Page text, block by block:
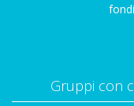
Gruppi con